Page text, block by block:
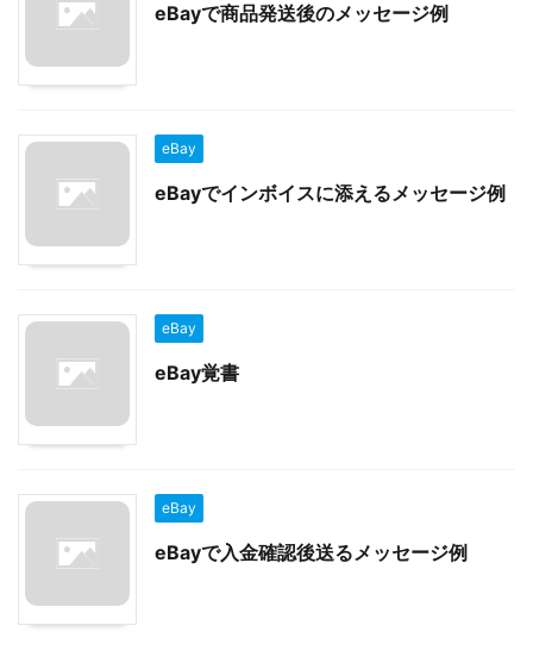
eBayで商品発送後のメッセージ例
eBay
eBayでインボイスに添えるメッセージ例
eBay
eBay覚書
eBay
eBayで入金確認後送るメッセージ例